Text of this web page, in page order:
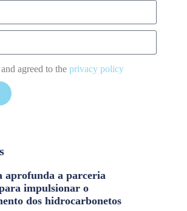
agreed to the privacy policy
aprofunda a parceria
impulsionar o
dos hidrocarbonetos